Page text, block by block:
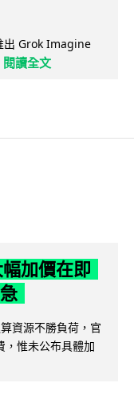
出 Grok Imagine
閱讀全文
加價在即
資源不勝負荷，官
，惟未公布具體加